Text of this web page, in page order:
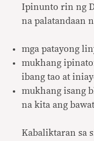
Ipinunto rin ng
na palatandaan
mga patayong
mukhang
ibang tao at
mukhang isang
na kita ang
Kabaliktaran sa